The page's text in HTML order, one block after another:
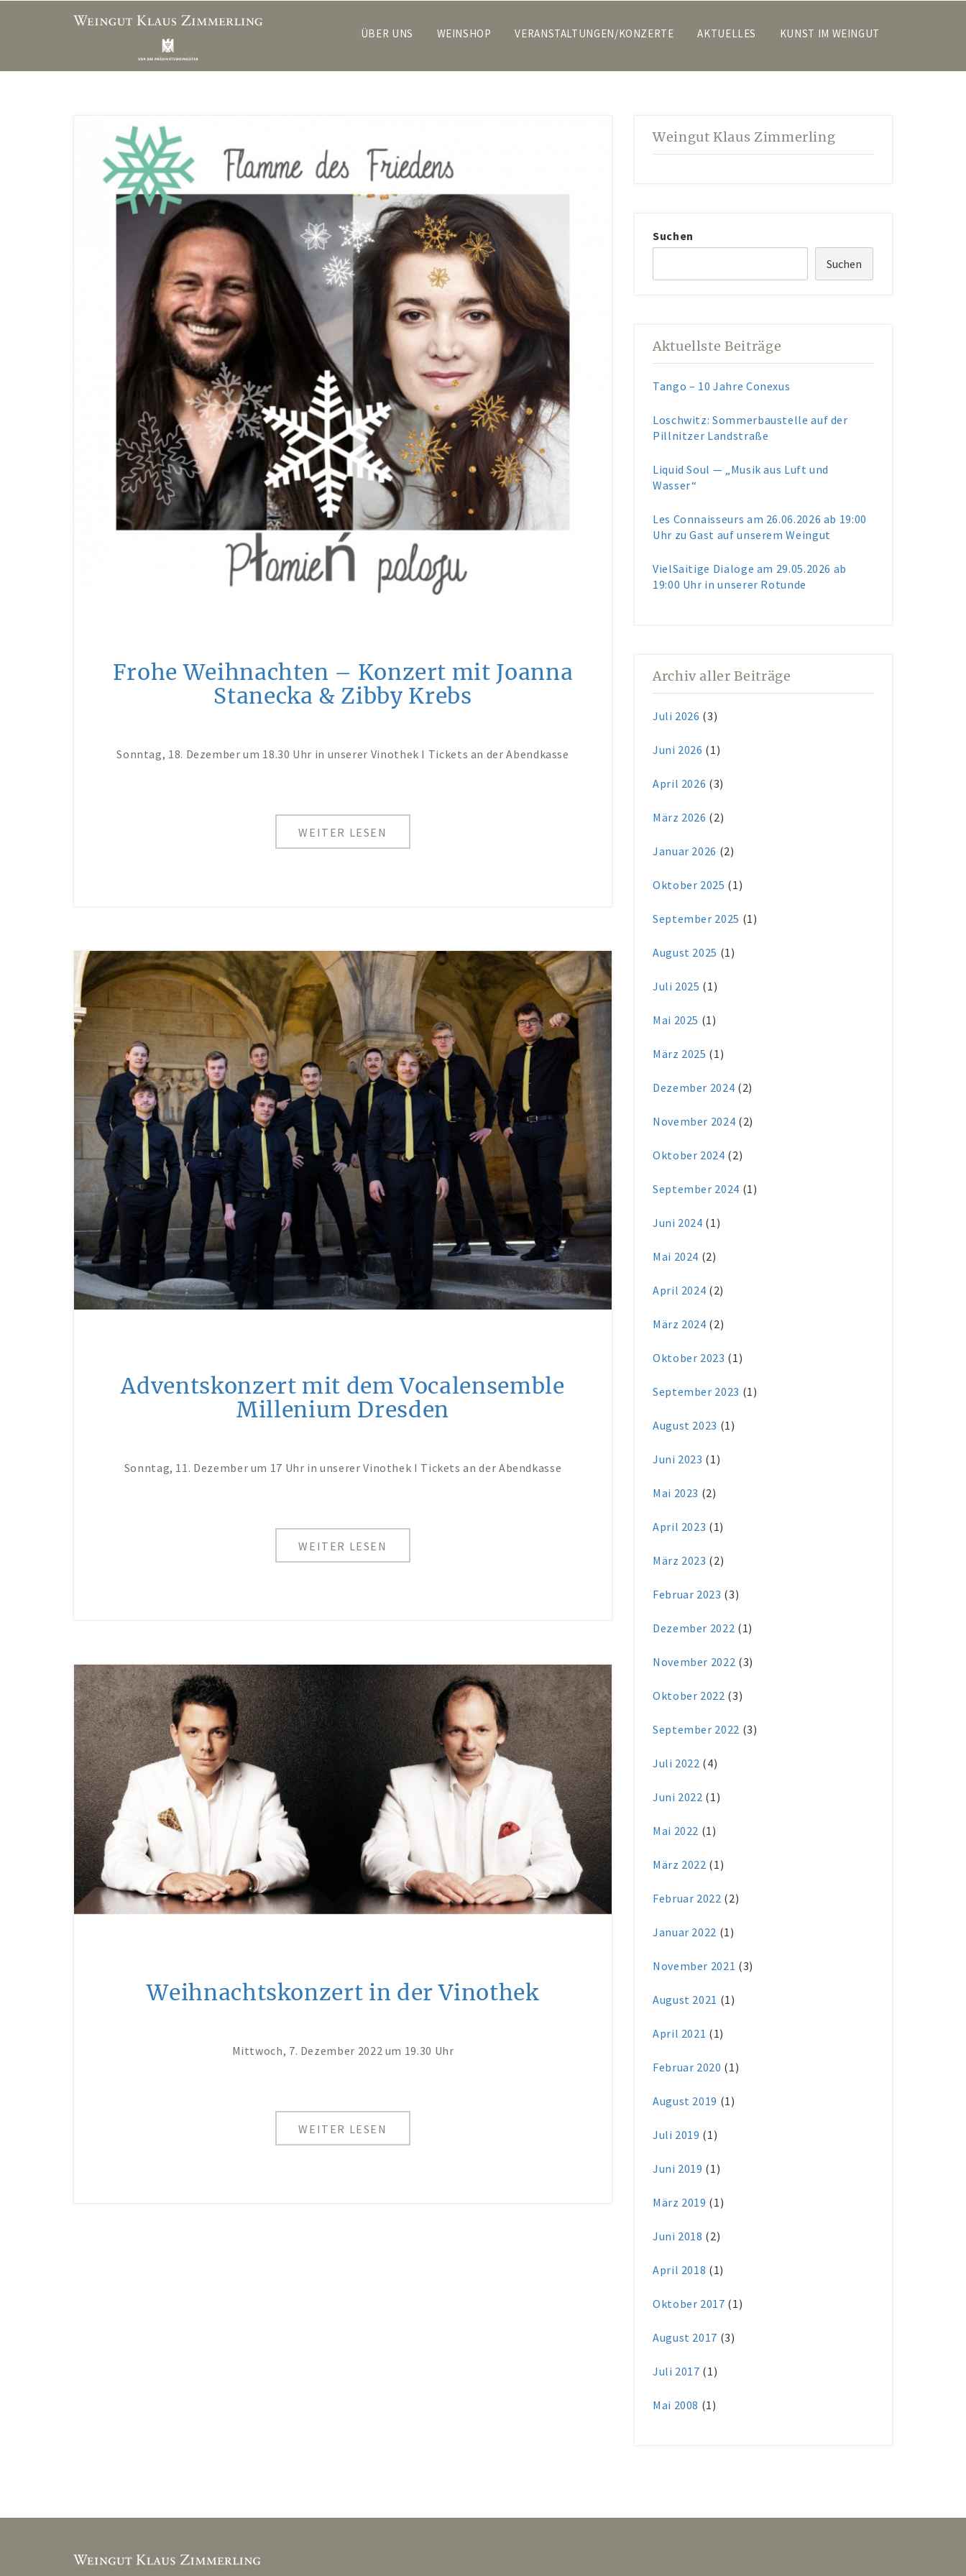
ÜBER UNS WEINSHOP VERANSTALTUNGEN/KONZERTE AKTUELLES KUNST IM WEINGUT
Frohe Weihnachten – Konzert mit Joanna
Stanecka & Zibby Krebs
Sonntag, 18. Dezember um 18.30 Uhr in unserer Vinothek I Tickets an der Abendkasse
WEITER LESEN
Adventskonzert mit dem Vocalensemble
Millenium Dresden
Sonntag, 11. Dezember um 17 Uhr in unserer Vinothek I Tickets an der Abendkasse
WEITER LESEN
Weihnachtskonzert in der Vinothek
Mittwoch, 7. Dezember 2022 um 19.30 Uhr
WEITER LESEN
Weingut Klaus Zimmerling
Suchen
Suchen
Aktuellste Beiträge
Tango – 10 Jahre Conexus
Loschwitz: Sommerbaustelle auf der
Pillnitzer Landstraße
Liquid Soul — „Musik aus Luft und
Wasser“
Les Connaisseurs am 26.06.2026 ab 19:00
Uhr zu Gast auf unserem Weingut
VielSaitige Dialoge am 29.05.2026 ab
19:00 Uhr in unserer Rotunde
Archiv aller Beiträge
Juli 2026 (3)
Juni 2026 (1)
April 2026 (3)
März 2026 (2)
Januar 2026 (2)
Oktober 2025 (1)
September 2025 (1)
August 2025 (1)
Juli 2025 (1)
Mai 2025 (1)
März 2025 (1)
Dezember 2024 (2)
November 2024 (2)
Oktober 2024 (2)
September 2024 (1)
Juni 2024 (1)
Mai 2024 (2)
April 2024 (2)
März 2024 (2)
Oktober 2023 (1)
September 2023 (1)
August 2023 (1)
Juni 2023 (1)
Mai 2023 (2)
April 2023 (1)
März 2023 (2)
Februar 2023 (3)
Dezember 2022 (1)
November 2022 (3)
Oktober 2022 (3)
September 2022 (3)
Juli 2022 (4)
Juni 2022 (1)
Mai 2022 (1)
März 2022 (1)
Februar 2022 (2)
Januar 2022 (1)
November 2021 (3)
August 2021 (1)
April 2021 (1)
Februar 2020 (1)
August 2019 (1)
Juli 2019 (1)
Juni 2019 (1)
März 2019 (1)
Juni 2018 (2)
April 2018 (1)
Oktober 2017 (1)
August 2017 (3)
Juli 2017 (1)
Mai 2008 (1)